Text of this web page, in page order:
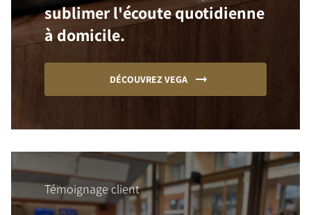
sublimer l'écoute quotidienne
à domicile.
DÉCOUVREZ VEGA
Témoignage client